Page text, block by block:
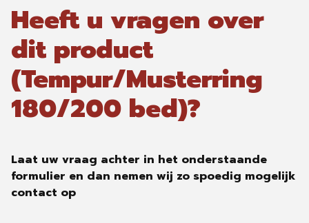
Heeft u vragen over
dit product
(Tempur/Musterring
180/200 bed)?
Laat uw vraag achter in het onderstaande
formulier en dan nemen wij zo spoedig mogelijk
contact op